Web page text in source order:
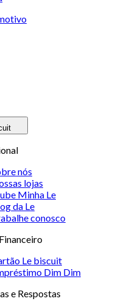
nós
lojas
Minha Le
da Le
conosco
Le biscuit
Dim Dim
e Respostas